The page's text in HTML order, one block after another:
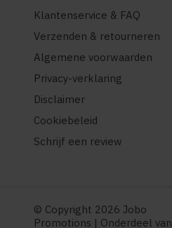
Klantenservice & FAQ
Verzenden & retourneren
Algemene voorwaarden
Privacy-verklaring
Disclaimer
Cookiebeleid
Schrijf een review
© Copyright 2026 Jobo
Promotions | Onderdeel van